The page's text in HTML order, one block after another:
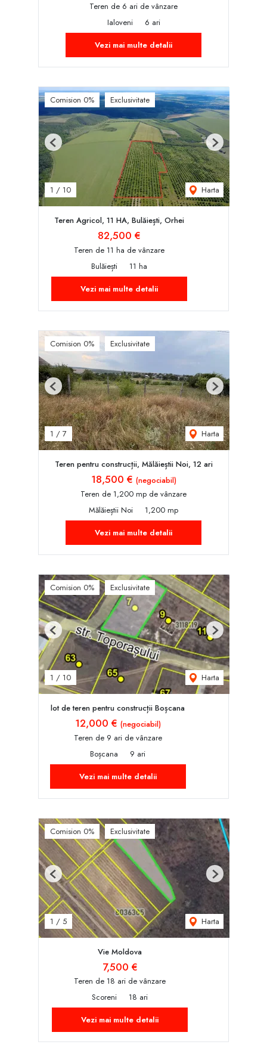
Teren de 6 ari de vânzare
Ialoveni
6 ari
Vezi mai multe detalii
Comision 0% Exclusivitate
1 / 10 Harta
Previous Next
Teren Agricol, 11 HA, Bulăiești, Orhei
82,500 €
Teren de 11 ha de vânzare
Bulăiești
11 ha
Vezi mai multe detalii
Comision 0% Exclusivitate
1 / 7 Harta
Previous Next
Teren pentru construcții, Mălăieștii Noi, 12 ari
18,500 € (negociabil)
Teren de 1,200 mp de vânzare
Mălăieștii Noi
1,200 mp
Vezi mai multe detalii
Comision 0% Exclusivitate
1 / 10 Harta
Previous Next
lot de teren pentru construcții Boșcana
12,000 € (negociabil)
Teren de 9 ari de vânzare
Boșcana
9 ari
Vezi mai multe detalii
Comision 0% Exclusivitate
1 / 5 Harta
Previous Next
Vie Moldova
7,500 €
Teren de 18 ari de vânzare
Scoreni
18 ari
Vezi mai multe detalii